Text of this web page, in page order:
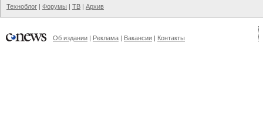
Техноблог | Форумы | ТВ | Архив
Об издании | Реклама | Вакансии | Контакты